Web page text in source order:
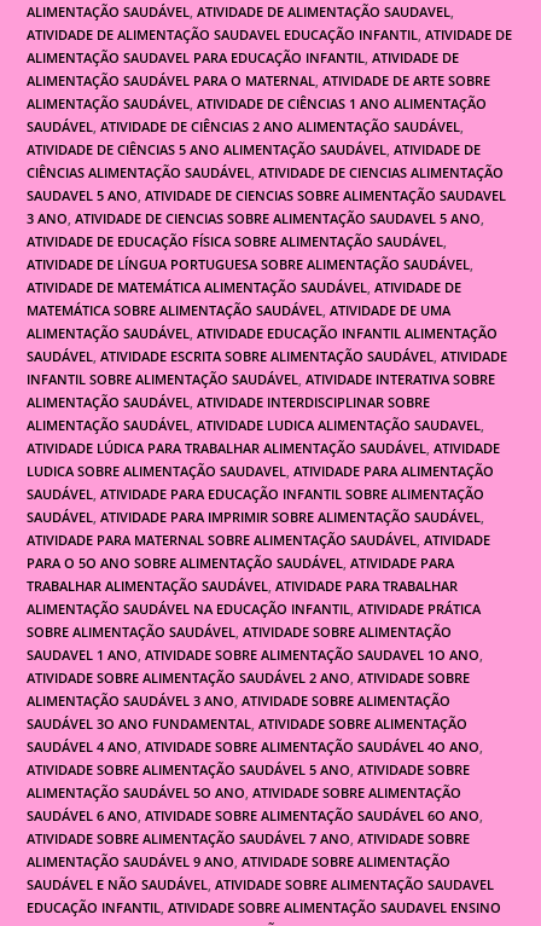
ALIMENTAÇÃO SAUDÁVEL, ATIVIDADE DE ALIMENTAÇÃO SAUDAVEL,
ATIVIDADE DE ALIMENTAÇÃO SAUDAVEL EDUCAÇÃO INFANTIL, ATIVIDADE DE
ALIMENTAÇÃO SAUDAVEL PARA EDUCAÇÃO INFANTIL, ATIVIDADE DE
ALIMENTAÇÃO SAUDÁVEL PARA O MATERNAL, ATIVIDADE DE ARTE SOBRE
ALIMENTAÇÃO SAUDÁVEL, ATIVIDADE DE CIÊNCIAS 1 ANO ALIMENTAÇÃO
SAUDÁVEL, ATIVIDADE DE CIÊNCIAS 2 ANO ALIMENTAÇÃO SAUDÁVEL,
ATIVIDADE DE CIÊNCIAS 5 ANO ALIMENTAÇÃO SAUDÁVEL, ATIVIDADE DE
CIÊNCIAS ALIMENTAÇÃO SAUDÁVEL, ATIVIDADE DE CIENCIAS ALIMENTAÇÃO
SAUDAVEL 5 ANO, ATIVIDADE DE CIENCIAS SOBRE ALIMENTAÇÃO SAUDAVEL
3 ANO, ATIVIDADE DE CIENCIAS SOBRE ALIMENTAÇÃO SAUDAVEL 5 ANO,
ATIVIDADE DE EDUCAÇÃO FÍSICA SOBRE ALIMENTAÇÃO SAUDÁVEL,
ATIVIDADE DE LÍNGUA PORTUGUESA SOBRE ALIMENTAÇÃO SAUDÁVEL,
ATIVIDADE DE MATEMÁTICA ALIMENTAÇÃO SAUDÁVEL, ATIVIDADE DE
MATEMÁTICA SOBRE ALIMENTAÇÃO SAUDÁVEL, ATIVIDADE DE UMA
ALIMENTAÇÃO SAUDÁVEL, ATIVIDADE EDUCAÇÃO INFANTIL ALIMENTAÇÃO
SAUDÁVEL, ATIVIDADE ESCRITA SOBRE ALIMENTAÇÃO SAUDÁVEL, ATIVIDADE
INFANTIL SOBRE ALIMENTAÇÃO SAUDÁVEL, ATIVIDADE INTERATIVA SOBRE
ALIMENTAÇÃO SAUDÁVEL, ATIVIDADE INTERDISCIPLINAR SOBRE
ALIMENTAÇÃO SAUDÁVEL, ATIVIDADE LUDICA ALIMENTAÇÃO SAUDAVEL,
ATIVIDADE LÚDICA PARA TRABALHAR ALIMENTAÇÃO SAUDÁVEL, ATIVIDADE
LUDICA SOBRE ALIMENTAÇÃO SAUDAVEL, ATIVIDADE PARA ALIMENTAÇÃO
SAUDÁVEL, ATIVIDADE PARA EDUCAÇÃO INFANTIL SOBRE ALIMENTAÇÃO
SAUDÁVEL, ATIVIDADE PARA IMPRIMIR SOBRE ALIMENTAÇÃO SAUDÁVEL,
ATIVIDADE PARA MATERNAL SOBRE ALIMENTAÇÃO SAUDÁVEL, ATIVIDADE
PARA O 5O ANO SOBRE ALIMENTAÇÃO SAUDÁVEL, ATIVIDADE PARA
TRABALHAR ALIMENTAÇÃO SAUDÁVEL, ATIVIDADE PARA TRABALHAR
ALIMENTAÇÃO SAUDÁVEL NA EDUCAÇÃO INFANTIL, ATIVIDADE PRÁTICA
SOBRE ALIMENTAÇÃO SAUDÁVEL, ATIVIDADE SOBRE ALIMENTAÇÃO
SAUDAVEL 1 ANO, ATIVIDADE SOBRE ALIMENTAÇÃO SAUDAVEL 1O ANO,
ATIVIDADE SOBRE ALIMENTAÇÃO SAUDÁVEL 2 ANO, ATIVIDADE SOBRE
ALIMENTAÇÃO SAUDÁVEL 3 ANO, ATIVIDADE SOBRE ALIMENTAÇÃO
SAUDÁVEL 3O ANO FUNDAMENTAL, ATIVIDADE SOBRE ALIMENTAÇÃO
SAUDÁVEL 4 ANO, ATIVIDADE SOBRE ALIMENTAÇÃO SAUDÁVEL 4O ANO,
ATIVIDADE SOBRE ALIMENTAÇÃO SAUDÁVEL 5 ANO, ATIVIDADE SOBRE
ALIMENTAÇÃO SAUDÁVEL 5O ANO, ATIVIDADE SOBRE ALIMENTAÇÃO
SAUDÁVEL 6 ANO, ATIVIDADE SOBRE ALIMENTAÇÃO SAUDÁVEL 6O ANO,
ATIVIDADE SOBRE ALIMENTAÇÃO SAUDÁVEL 7 ANO, ATIVIDADE SOBRE
ALIMENTAÇÃO SAUDÁVEL 9 ANO, ATIVIDADE SOBRE ALIMENTAÇÃO
SAUDÁVEL E NÃO SAUDÁVEL, ATIVIDADE SOBRE ALIMENTAÇÃO SAUDAVEL
EDUCAÇÃO INFANTIL, ATIVIDADE SOBRE ALIMENTAÇÃO SAUDAVEL ENSINO